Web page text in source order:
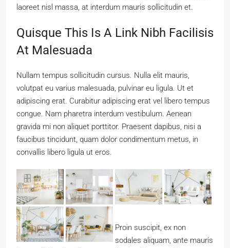
laoreet nisl massa, at interdum mauris sollicitudin et.
Quisque This Is A Link Nibh Facilisis
At Malesuada
Nullam tempus sollicitudin cursus. Nulla elit mauris,
volutpat eu varius malesuada, pulvinar eu ligula. Ut et
adipiscing erat. Curabitur adipiscing erat vel libero tempus
congue. Nam pharetra interdum vestibulum. Aenean
gravida mi non aliquet porttitor. Praesent dapibus, nisi a
faucibus tincidunt, quam dolor condimentum metus, in
convallis libero ligula ut eros.
Proin suscipit, ex non
sodales aliquam, ante mauris